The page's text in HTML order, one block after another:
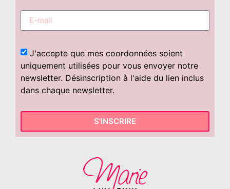
J'accepte que mes coordonnées soient
uniquement utilisées pour vous envoyer notre
newsletter. Désinscription à l'aide du lien inclus
dans chaque newsletter.
S'INSCRIRE